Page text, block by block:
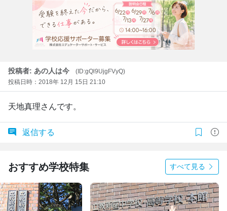
投稿者: あの人は今
(ID:gQl9UjgFVyQ)
投稿日時：2018年 12月 15日 21:10
天地真理さんです。
返信する
おすすめ学校特集 すべて見る